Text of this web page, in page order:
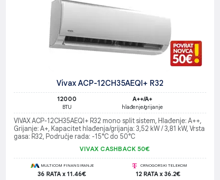
Vivax ACP-12CH35AEQI+ R32
12000
BTU
A++/A+
hlađenje/grijanje
VIVAX ACP-12CH35AEQI+ R32 mono split sistem, Hlađenje: A++,
Grijanje: A+, Kapacitet hlađenja/grijanja: 3,52 kW / 3,81 kW, Vrsta
gasa: R32, Područje rada: -15°C do 50°C
VIVAX CASHBACK 50€
MULTICOM FINANSIRANJE
36 RATA x 11.46€
CRNOGORSKI TELEKOM
12 RATA x 36.2€